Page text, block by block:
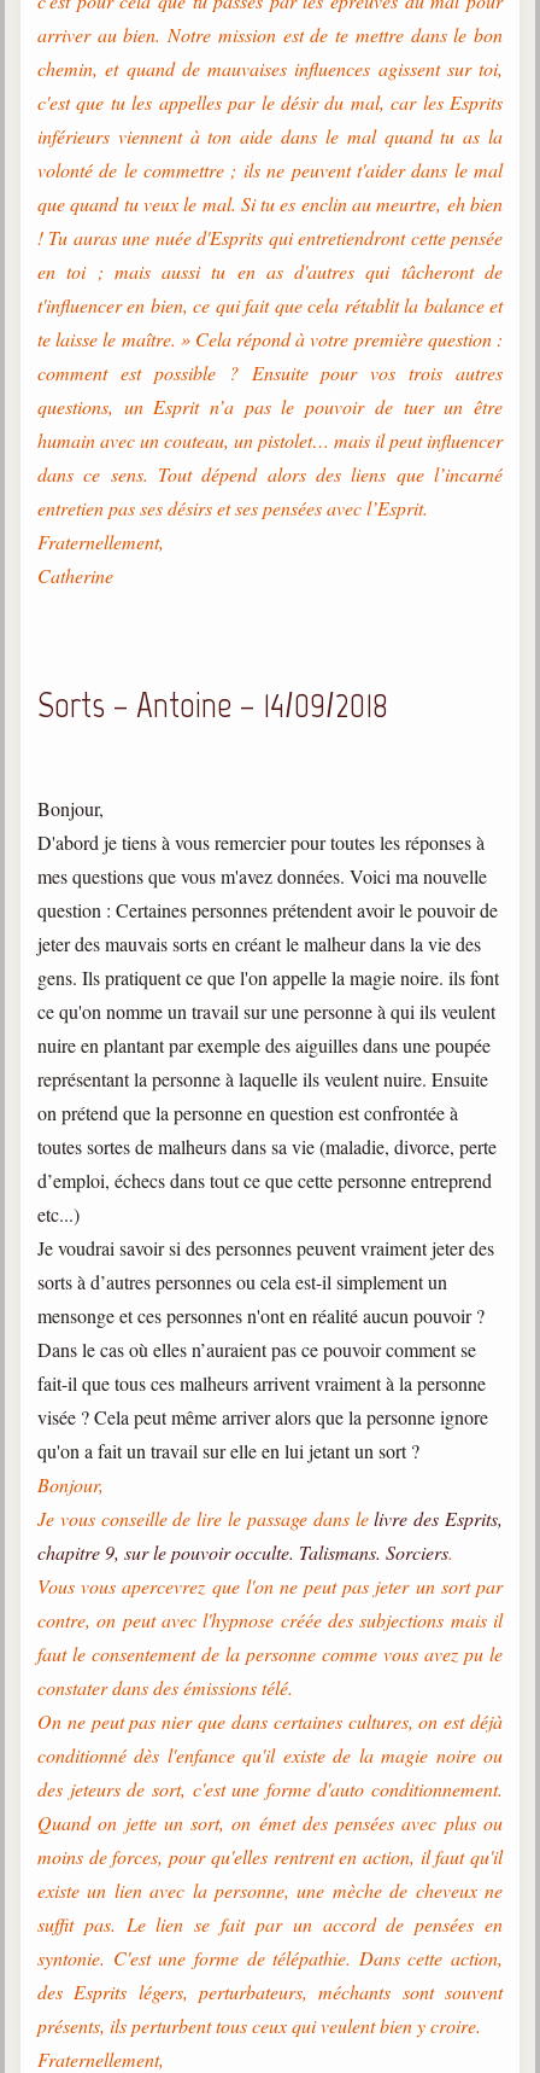
arriver au bien. Notre mission est de te mettre dans le bon
chemin, et quand de mauvaises influences agissent sur toi,
c'est que tu les appelles par le désir du mal, car les Esprits
inférieurs viennent à ton aide dans le mal quand tu as la
volonté de le commettre ; ils ne peuvent t'aider dans le mal
que quand tu veux le mal. Si tu es enclin au meurtre, eh bien
! Tu auras une nuée d'Esprits qui entretiendront cette pensée
en toi ; mais aussi tu en as d'autres qui tâcheront de
t'influencer en bien, ce qui fait que cela rétablit la balance et
te laisse le maître. » Cela répond à votre première question :
comment est possible ? Ensuite pour vos trois autres
questions, un Esprit n’a pas le pouvoir de tuer un être
humain avec un couteau, un pistolet… mais il peut influencer
dans ce sens. Tout dépend alors des liens que l’incarné
entretien pas ses désirs et ses pensées avec l’Esprit.
Fraternellement,
Catherine
Sorts – Antoine – 14/09/2018
Bonjour,
D'abord je tiens à vous remercier pour toutes les réponses à
mes questions que vous m'avez données. Voici ma nouvelle
question : Certaines personnes prétendent avoir le pouvoir de
jeter des mauvais sorts en créant le malheur dans la vie des
gens. Ils pratiquent ce que l'on appelle la magie noire. ils font
ce qu'on nomme un travail sur une personne à qui ils veulent
nuire en plantant par exemple des aiguilles dans une poupée
représentant la personne à laquelle ils veulent nuire. Ensuite
on prétend que la personne en question est confrontée à
toutes sortes de malheurs dans sa vie (maladie, divorce, perte
d’emploi, échecs dans tout ce que cette personne entreprend
etc...)
Je voudrai savoir si des personnes peuvent vraiment jeter des
sorts à d’autres personnes ou cela est-il simplement un
mensonge et ces personnes n'ont en réalité aucun pouvoir ?
Dans le cas où elles n’auraient pas ce pouvoir comment se
fait-il que tous ces malheurs arrivent vraiment à la personne
visée ? Cela peut même arriver alors que la personne ignore
qu'on a fait un travail sur elle en lui jetant un sort ?
Bonjour,
Je vous conseille de lire le passage dans lelivre des Esprits,
chapitre 9, sur le pouvoir occulte. Talismans. Sorciers.
Vous vous apercevrez que l'on ne peut pas jeter un sort par
contre, on peut avec l'hypnose créée des subjections mais il
faut le consentement de la personne comme vous avez pu le
constater dans des émissions télé.
On ne peut pas nier que dans certaines cultures, on est déjà
conditionné dès l'enfance qu'il existe de la magie noire ou
des jeteurs de sort, c'est une forme d'auto conditionnement.
Quand on jette un sort, on émet des pensées avec plus ou
moins de forces, pour qu'elles rentrent en action, il faut qu'il
existe un lien avec la personne, une mèche de cheveux ne
suffit pas. Le lien se fait par un accord de pensées en
syntonie. C'est une forme de télépathie. Dans cette action,
des Esprits légers, perturbateurs, méchants sont souvent
présents, ils perturbent tous ceux qui veulent bien y croire.
Fraternellement,